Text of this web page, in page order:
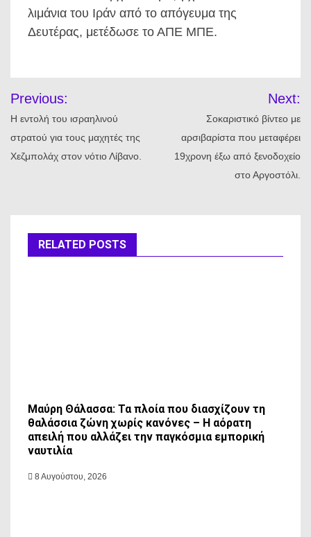
λιμάνια του Ιράν από το απόγευμα της
Δευτέρας, μετέδωσε το ΑΠΕ ΜΠΕ.
άρθρων
Previous:
Η εντολή του ισραηλινού
στρατού για τους μαχητές της
Χεζμπολάχ στον νότιο Λίβανο.
Next:
Σοκαριστικό βίντεο με
αρσιβαρίστα που μεταφέρει
19χρονη έξω από ξενοδοχείο
στο Αργοστόλι.
RELATED POSTS
Μαύρη Θάλασσα: Τα πλοία που διασχίζουν τη
θαλάσσια ζώνη χωρίς κανόνες – Η αόρατη
απειλή που αλλάζει την παγκόσμια εμπορική
ναυτιλία
8 Αυγούστου, 2026